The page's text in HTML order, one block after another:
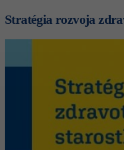
Stratégia rozvoja